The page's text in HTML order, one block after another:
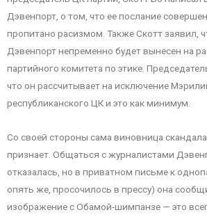
Дэвенпорт, о том, что ее послание
пропитано расизмом. Также Скотт заявил,
Дэвенпорт непременно будет вынесен на
партийного комитета по этике.
что он рассчитывает на исключение
республиканского ЦК и это как минимум.
Со своей стороны сама виновница
признает. Общаться с журналистами
отказалась, но в приватном письме к
опять же, просочилось в прессу) она
изображение с Обамой-шимпанзе — это